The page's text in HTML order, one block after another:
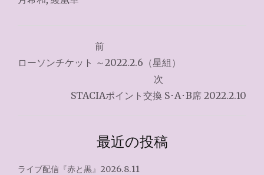
稿
前
ローソンチケット ～2022.2.6（星組）
次
STACIAポイント交換 S･A･B席 2022.2.10
最近の投稿
ライブ配信『赤と黒』2026.8.11